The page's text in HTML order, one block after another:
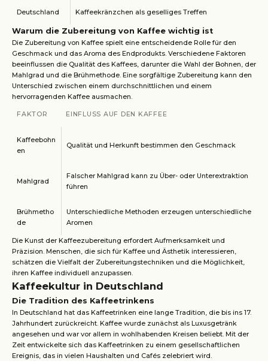
Deutschland Kaffeekränzchen als geselliges Treffen
Warum die Zubereitung von Kaffee wichtig ist
Die Zubereitung von Kaffee spielt eine entscheidende Rolle für den
Geschmack und das Aroma des Endprodukts. Verschiedene Faktoren
beeinflussen die Qualität des Kaffees, darunter die Wahl der Bohnen, der
Mahlgrad und die Brühmethode. Eine sorgfältige Zubereitung kann den
Unterschied zwischen einem durchschnittlichen und einem
hervorragenden Kaffee ausmachen.
FAKTOR EINFLUSS AUF DEN KAFFEE
Kaffeebohn
en
Qualität und Herkunft bestimmen den Geschmack
Mahlgrad
Falscher Mahlgrad kann zu Über- oder Unterextraktion
führen
Brühmetho
de
Unterschiedliche Methoden erzeugen unterschiedliche
Aromen
Die Kunst der Kaffeezubereitung erfordert Aufmerksamkeit und
Präzision. Menschen, die sich für Kaffee und Ästhetik interessieren,
schätzen die Vielfalt der Zubereitungstechniken und die Möglichkeit,
ihren Kaffee individuell anzupassen.
Kaffeekultur in Deutschland
Die Tradition des Kaffeetrinkens
In Deutschland hat das Kaffeetrinken eine lange Tradition, die bis ins 17.
Jahrhundert zurückreicht. Kaffee wurde zunächst als Luxusgetränk
angesehen und war vor allem in wohlhabenden Kreisen beliebt. Mit der
Zeit entwickelte sich das Kaffeetrinken zu einem gesellschaftlichen
Ereignis, das in vielen Haushalten und Cafés zelebriert wird.